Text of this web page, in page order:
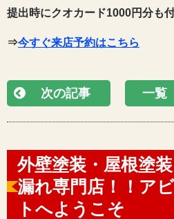
提出時にクオカード1000円分も
⇒今すぐ来店予約はこちら
次の記事 一覧
外壁塗装・屋根塗
漏れ専門店！！ア
トへようこそ